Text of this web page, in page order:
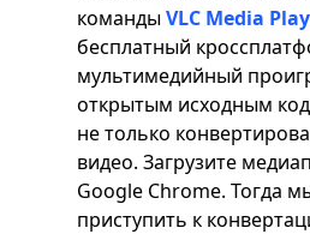
командыVLC Media
бесплатный
мультимедийный
открытым исходным
не только
видео. Загрузите
Google Chrome. Тогда
приступить к